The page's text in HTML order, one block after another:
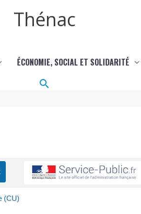
Thénac
ÉCONOMIE, SOCIAL ET SOLIDARITÉ
Rechercher
(CU)